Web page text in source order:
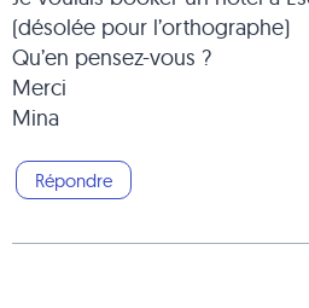
(désolée pour l’orthographe)
Qu’en pensez-vous ?
Merci
Mina
Répondre